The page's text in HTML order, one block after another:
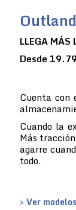
LLEGA MÁS
Desde
Cuenta con
Cuando la
Más
agarre
todo.
> Ver modelos